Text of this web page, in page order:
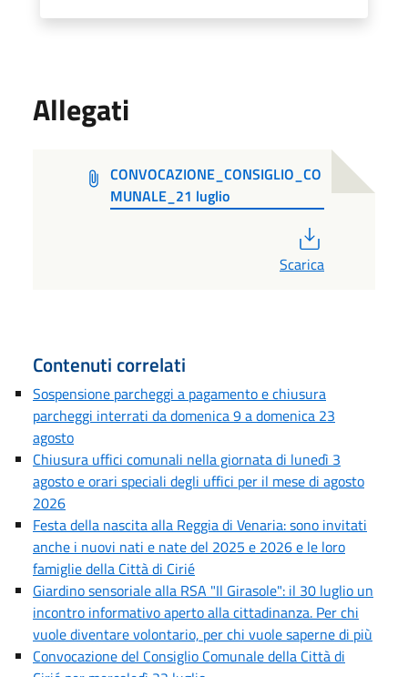
Allegati
CONVOCAZIONE_CONSIGLIO_CO
MUNALE_21 luglio
Scarica
Contenuti correlati
Sospensione parcheggi a pagamento e chiusura
parcheggi interrati da domenica 9 a domenica 23
agosto
Chiusura uffici comunali nella giornata di lunedì 3
agosto e orari speciali degli uffici per il mese di agosto
2026
Festa della nascita alla Reggia di Venaria: sono invitati
anche i nuovi nati e nate del 2025 e 2026 e le loro
famiglie della Città di Cirié
Giardino sensoriale alla RSA "Il Girasole": il 30 luglio un
incontro informativo aperto alla cittadinanza. Per chi
vuole diventare volontario, per chi vuole saperne di più
Convocazione del Consiglio Comunale della Città di